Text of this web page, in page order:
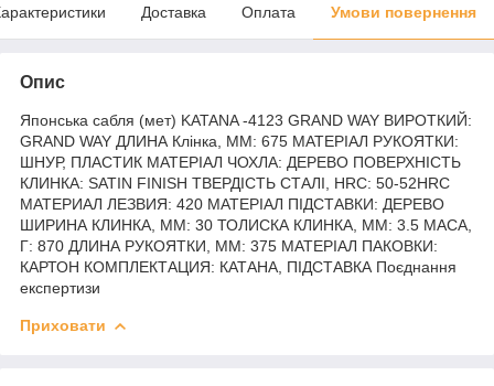
Доставка Оплата Умови повернення
Опис
Японська сабля (мет) KATANA -4123 GRAND WAY ВИРОТКИЙ:
GRAND WAY ДЛИНА Клінка, ММ: 675 МАТЕРІАЛ РУКОЯТКИ:
ШНУР, ПЛАСТИК МАТЕРІАЛ ЧОХЛА: ДЕРЕВО ПОВЕРХНІСТЬ
КЛИНКА: SATIN FINISH ТВЕРДІСТЬ СТАЛІ, HRC: 50-52HRC
МАТЕРИАЛ ЛЕЗВИЯ: 420 МАТЕРІАЛ ПІДСТАВКИ: ДЕРЕВО
ШИРИНА КЛИНКА, ММ: 30 ТОЛИСКА КЛИНКА, ММ: 3.5 МАСА,
Г: 870 ДЛИНА РУКОЯТКИ, ММ: 375 МАТЕРІАЛ ПАКОВКИ:
КАРТОН КОМПЛЕКТАЦИЯ: КАТАНА, ПІДСТАВКА Поєднання
експертизи
Приховати